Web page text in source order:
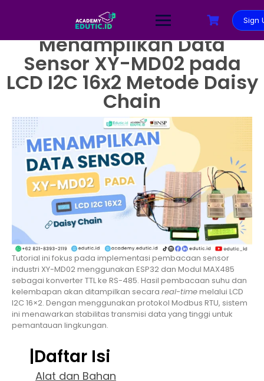
Sign
Menampilkan Data
Sensor XY-MD02 pada
LCD I2C 16x2 Metode Daisy
Chain
Tutorial ini fokus pada implementasi pembacaan sensor
industri XY-MD02 menggunakan ESP32 dan Modul MAX485
sebagai konverter TTL ke RS-485. Hasil pembacaan suhu dan
kelembapan akan ditampilkan secara real-timemelalui LCD
I2C 16×2. Dengan menggunakan protokol Modbus RTU, sistem
ini menawarkan stabilitas transmisi data yang tinggi untuk
pemantauan lingkungan.
|Daftar Isi
Alat dan Bahan